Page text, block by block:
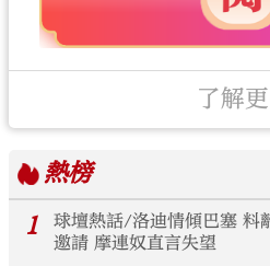
了解
熱榜
1
球壇熱話/洛迪情傾巴塞 料離曼
邀請 摩連奴直言失望